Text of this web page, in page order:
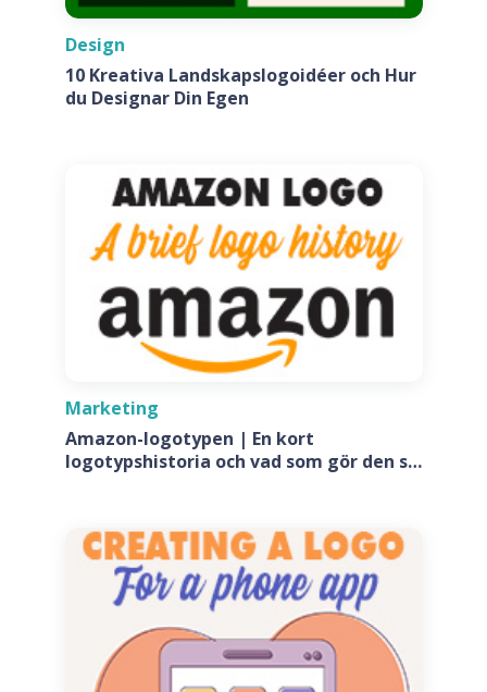
Design
10 Kreativa Landskapslogoidéer och Hur
du Designar Din Egen
Marketing
Amazon-logotypen | En kort
logotypshistoria och vad som gör den så